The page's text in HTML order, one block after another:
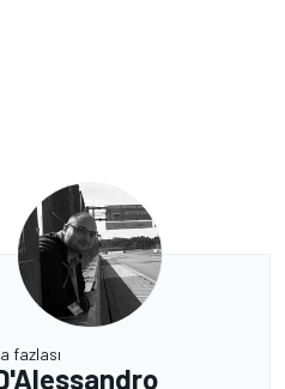
fazlası